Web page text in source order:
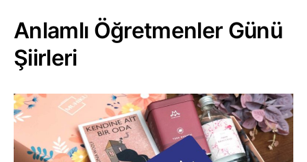
Anlamlı Öğretmenler Günü
Şiirleri